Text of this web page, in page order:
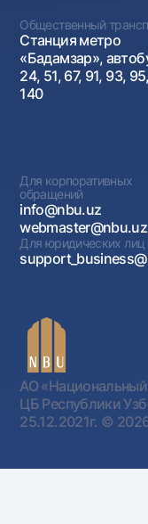
Общественный
Станция метро
«Бадамзар»,
24, 51, 67, 91, 93,
140
Для корпоративных
обращений
info@nbu.uz
webmaster@nbu.uz
Для юридических лиц
АО
ЦБ Республики
25.12.2021г. ©